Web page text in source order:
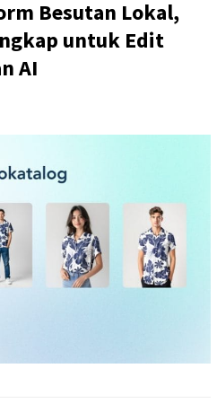
Besutan Lokal,
untuk Edit
AI